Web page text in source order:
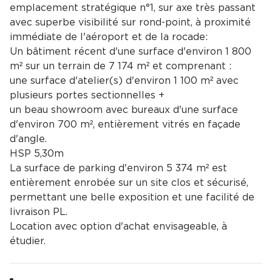
emplacement stratégique n°1, sur axe très passant
avec superbe visibilité sur rond-point, à proximité
immédiate de l'aéroport et de la rocade:
Un bâtiment récent d'une surface d'environ 1 800
m² sur un terrain de 7 174 m² et comprenant :
une surface d'atelier(s) d'environ 1 100 m² avec
plusieurs portes sectionnelles +
un beau showroom avec bureaux d'une surface
d'environ 700 m², entièrement vitrés en façade
d'angle.
HSP 5,30m
La surface de parking d'environ 5 374 m² est
entièrement enrobée sur un site clos et sécurisé,
permettant une belle exposition et une facilité de
livraison PL.
Location avec option d'achat envisageable, à
étudier.